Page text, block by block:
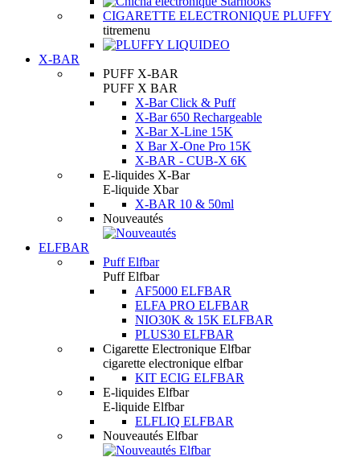
CIGARETTE ELECTRONIQUE PLUFFY
titremenu
X-BAR
PUFF X-BAR
PUFF X BAR
X-Bar Click & Puff
X-Bar 650 Rechargeable
X-Bar X-Line 15K
X Bar X-One Pro 15K
X-BAR - CUB-X 6K
E-liquides X-Bar
E-liquide Xbar
X-BAR 10 & 50ml
Nouveautés
ELFBAR
Puff Elfbar
Puff Elfbar
AF5000 ELFBAR
ELFA PRO ELFBAR
NIO30K & 15K ELFBAR
PLUS30 ELFBAR
Cigarette Electronique Elfbar
cigarette electronique elfbar
KIT ECIG ELFBAR
E-liquides Elfbar
E-liquide Elfbar
ELFLIQ ELFBAR
Nouveautés Elfbar